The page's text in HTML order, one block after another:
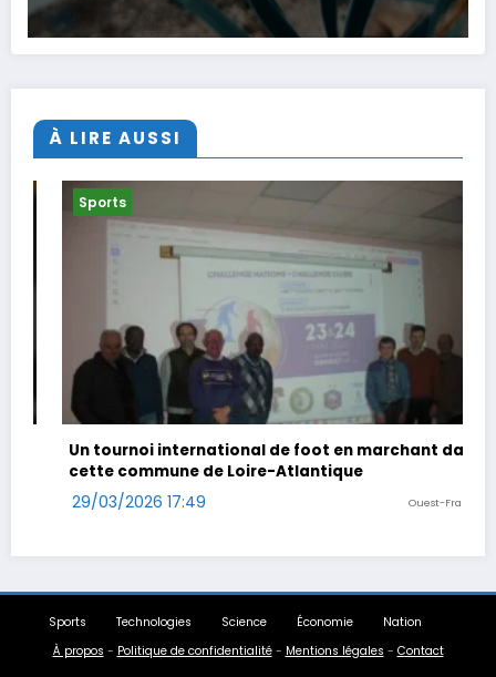
À LIRE AUSSI
foot en marchant dans
Ouest-France
Sports
Coup double pour Antonelli au
29/03/2026 14:47
À propos
Politique de confidentialité Mentions légales -Contact